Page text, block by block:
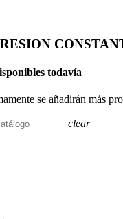
todavía
se añadirán más
clear